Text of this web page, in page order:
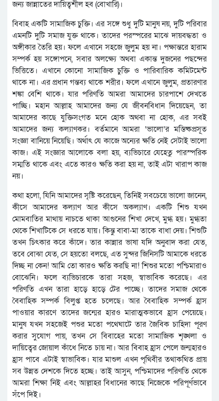
জন্য জান্নাতের দায়িত্বশীল হব (বোখারি)।
বিবাহ একটি সামাজিক চুক্তি। এর সঙ্গে শুধু দুটি মানুষ নয়, দুটি পরিবার
এমনটি দুটি সমাজ যুক্ত থাকে। তাদের পরস্পরের মাঝে দায়বদ্ধতা ও
অঙ্গীকার তৈরি হয়। ফলে এখানে সহজে জুলুম হয় না। পক্ষান্তরে হারাম
সম্পর্ক হয় সঙ্গোপনে, সবার অলক্ষ্যে অথবা একান্ত দুজনের পছন্দের
ভিত্তিতে। এখানে কোনো সামাজিক চুক্তি ও পারিবারিক কমিটমেন্ট
থাকে না। এর প্রধান গন্তব্য থাকে শরীর। ফলে এখানে জুলুম, প্রতারণার
শঙ্কা বেশি থাকে। যার পরিণতি আমরা আমাদের চারপাশে দেখতে
পাচ্ছি। মহান আল্লাহ আমাদের জন্য যে জীবনবিধান দিয়েছেন, তা
আমাদের কাছে যুক্তিসংগত মনে হোক অথবা না হোক, এর সবই
আমাদের জন্য কল্যাণকর। বর্তমানে আমরা ‘ভালো’র মস্তিষ্কপ্রসূত
সংজ্ঞা বানিয়ে নিয়েছি। অর্থাৎ যে কাজে অন্যের ক্ষতি নেই সেটাই ভালো
কাজ। এই সংজ্ঞার আলোকে বলা হয়, ব্যভিচারে যেহেতু পারস্পরিক
সম্মতি থাকে এবং এতে কারও ক্ষতি করা হয় না, তাই এটা খারাপ কাজ
নয়।
কথা হলো, যিনি আমাদের সৃষ্টি করেছেন, তিনিই সবচেয়ে ভালো জানেন,
কীসে আমাদের কল্যাণ আর কীসে অকল্যাণ। একটি শিশু যখন
মোমবাতির মাথায় নাচতে থাকা আগুনের শিখা দেখে, মুগ্ধ হয়। মুগ্ধতা
থেকে শিখাটিকে সে ধরতে যায়। কিন্তু বাবা-মা তাকে বাধা দেয়। শিশুটি
তখন চিৎকার করে কাঁদে। তার কান্নার ভাষা যদি অনুবাদ করা যেত,
তবে বোঝা যেত, সে হয়তো বলছে, এত সুন্দর জিনিসটি আমাকে ধরতে
দিচ্ছ না কেন! আমি তো কারও ক্ষতি করছি না! শিশুর মতো পশ্চিমারাও
বোঝেনি। ফলে ব্যভিচারকে তারা সহজ, স্বাভাবিক করেছে। এর
পরিণতি এখন তারা হাড়ে হাড়ে টের পাচ্ছে। তাদের সমাজ থেকে
বৈবাহিক সম্পর্ক বিলুপ্ত হতে চলেছে। আর বৈবাহিক সম্পর্ক হ্রাস
পাওয়ার কারণে তাদের জন্মের হারও মারাত্মকভাবে হ্রাস পেয়েছে।
মানুষ যখন সহজেই পশুর মতো পথেঘাটে তার জৈবিক চাহিদা পূরণ
করার সুযোগ পায়, তখন সে বিবাহের মতো সামাজিক শৃঙ্খলা ও
দায়িত্বের জোয়াল কাঁধে নিতে চায় না। আর বিবাহ হ্রাস পেলে জন্মহারও
হ্রাস পাবে এটাই স্বাভাবিক। যার মাশুল এখন পৃথিবীর তথাকথিত প্রায়
সব উন্নত দেশকে দিতে হচ্ছে। তাই আসুন, পশ্চিমাদের পরিণতি থেকে
আমরা শিক্ষা নিই এবং আল্লাহর বিধানের কাছে নিজেকে পরিপূর্ণভাবে
সঁপে দিই।